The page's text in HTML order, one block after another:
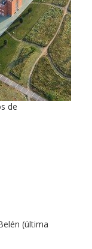
de
(última